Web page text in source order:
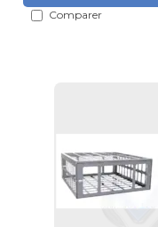
Comparer